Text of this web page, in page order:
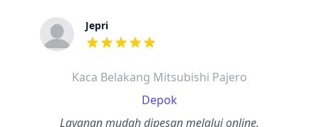
Jepri
dari ulasan adalah bintang lima
Kaca Belakang Mitsubishi Pajero
Depok
Layanan mudah dipesan melalui online,